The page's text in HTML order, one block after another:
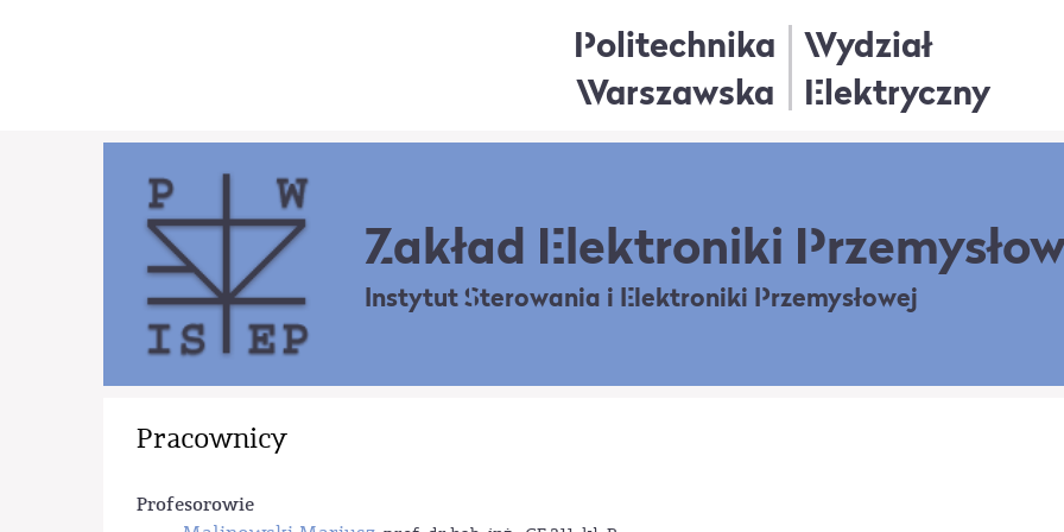
Politechnika
Warszawska
Wydział
Elektryczny
Zakład Elektroniki
Instytut Sterowania i Elektroniki Przemysłowej
Pracownicy
Profesorowie